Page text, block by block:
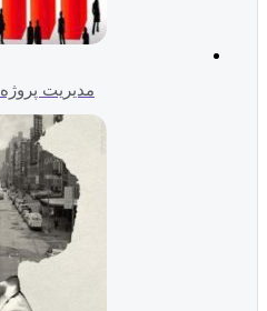
مدیریت پروژه و ایمنی